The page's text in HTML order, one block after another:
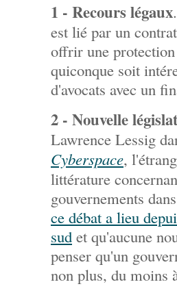
1 - Recours légaux
est lié par un
offrir une
quiconque soit
d'avocats avec un
2 - Nouvelle
Lawrence Lessig
Cyberspace,
littérature
gouvernements
ce débat a lieu
sud et qu'aucune
penser qu'un
non plus, du moins